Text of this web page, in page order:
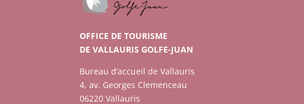
OFFICE DE TOURISME
DE VALLAURIS GOLFE-JUAN
Bureau d’accueil de Vallauris
4, av. Georges Clemenceau
06220 Vallauris